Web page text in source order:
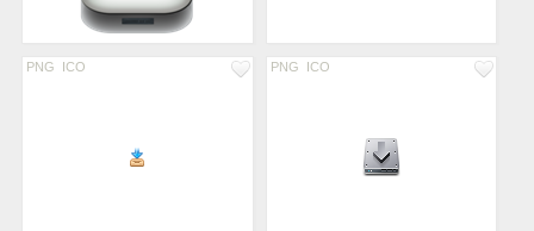
PNG ICO PNG ICO